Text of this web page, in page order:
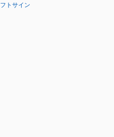
トサイン